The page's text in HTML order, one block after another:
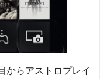
からアストロプレイ